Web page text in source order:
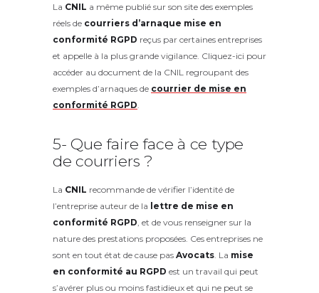
La CNIL a même publié sur son site des exemples
réels de courriers d’arnaque mise en
conformité RGPD reçus par certaines entreprises
et appelle à la plus grande vigilance. Cliquez-ici pour
accéder au document de la CNIL regroupant des
exemples d’arnaques de courrier de mise en
conformité RGPD
5- Que faire face à ce type
de courriers ?
La CNIL recommande de vérifier l’identité de
l’entreprise auteur de la lettre de mise en
conformité RGPD , et de vous renseigner sur la
nature des prestations proposées. Ces entreprises ne
sont en tout état de cause pas Avocats . La mise
en conformité au RGPD est un travail qui peut
s’avérer plus ou moins fastidieux et qui ne peut se